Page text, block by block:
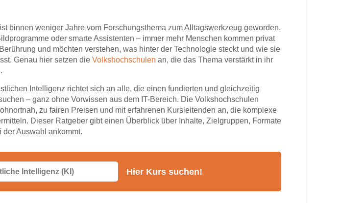
binnen weniger Jahre vom Forschungsthema zum Alltagswerkzeug geworden.
oder smarte Assistenten – immer mehr Menschen kommen privat
und möchten verstehen, was hinter der Technologie steckt und wie sie
Genau hier setzen die Volkshochschulen an, die das Thema verstärkt in ihr
Intelligenz richtet sich an alle, die einen fundierten und gleichzeitig
– ganz ohne Vorwissen aus dem IT-Bereich. Die Volkshochschulen
zu fairen Preisen und mit erfahrenen Kursleitenden an, die komplexe
Dieser Ratgeber gibt einen Überblick über Inhalte, Zielgruppen, Formate
der Auswahl ankommt.